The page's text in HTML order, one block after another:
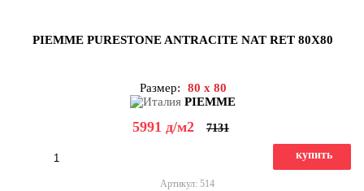
PIEMME PURESTONE ANTRACITE NAT RET 80X80
Размер:
80 x 80
PIEMME
5991 д/м2 7131
купить
Артикул: 514